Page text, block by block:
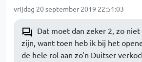
vrijdag 20 september 2019 22:51:03
Dat moet dan zeker 2, zo
zijn, want toen heb ik bij het
de hele rol aan zo'n Duitser